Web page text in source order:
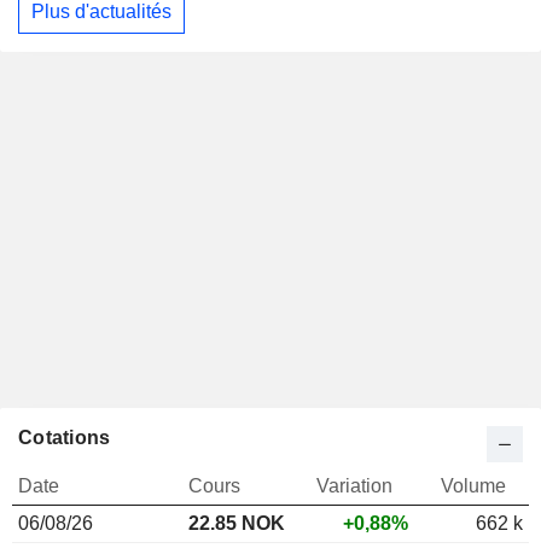
Plus d'actualités
Cotations
Date Cours Variation
Volume
06/08/26
22.85 NOK +0,88%
662 k